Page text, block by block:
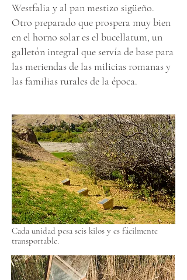
Westfalia y al pan mestizo sigüeño.
Otro preparado que prospera muy bien
en el horno solar es el bucellatum, un
galletón integral que servía de base para
las meriendas de las milicias romanas y
las familias rurales de la época.
Cada unidad pesa seis kilos y es fácilmente
transportable.